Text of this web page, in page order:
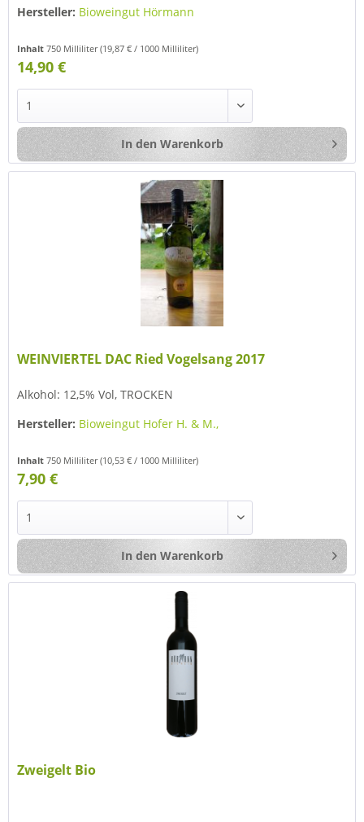
Hersteller: Bioweingut Hörmann
Inhalt750 Milliliter(19,87 € / 1000 Milliliter)
14,90 €
In den Warenkorb
WEINVIERTEL DAC Ried Vogelsang 2017
Alkohol: 12,5% Vol, TROCKEN
Hersteller: Bioweingut Hofer H. & M.,
Inhalt750 Milliliter(10,53 € / 1000 Milliliter)
7,90 €
In den Warenkorb
Zweigelt Bio